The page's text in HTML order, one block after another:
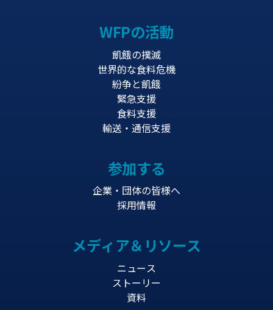
WFPの活動
飢餓の撲滅
世界的な食料危機
紛争と飢餓
緊急支援
食料支援
輸送・通信支援
参加する
企業・団体の皆様へ
採用情報
メディア＆リソース
ニュース
ストーリー
資料